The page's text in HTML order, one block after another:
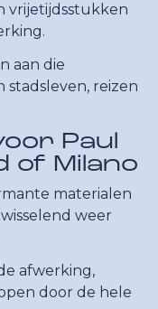
vrijetijdsstukken
aan die
stadsleven, reizen
Paul
of Milano
materialen
weer
afwerking,
door de hele